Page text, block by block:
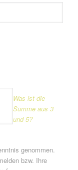
Was ist die
Summe aus 3
und 5?
genommen.
bzw. Ihre